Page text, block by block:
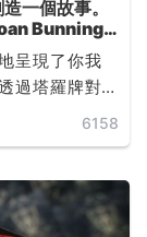
一個故事。
Bunning
呈現了你我
過塔羅牌對
展是否如預6158